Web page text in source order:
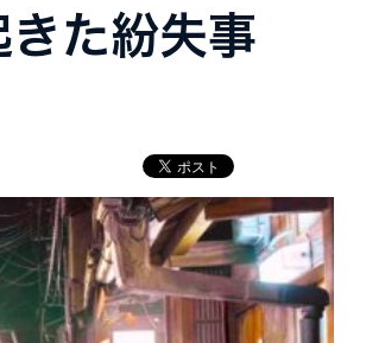
た紛失事